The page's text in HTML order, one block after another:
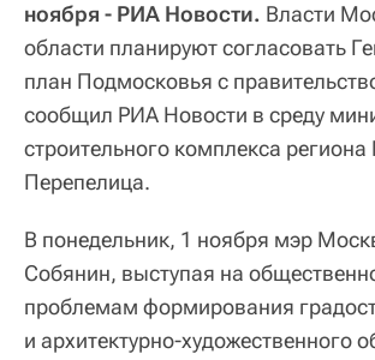
ноября - РИА Новости. Власти
области планируют согласовать
план Подмосковья с
сообщил РИА Новости в среду
строительного комплекса региона
Перепелица.
В понедельник, 1 ноября мэр
Собянин, выступая на
проблемам формирования
и архитектурно-художественного